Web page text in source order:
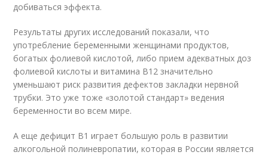
добиваться эффекта.
Результаты других исследований показали, что
употребление беременными женщинами продуктов,
богатых фолиевой кислотой, либо прием адекватных доз
фолиевой кислоты и витамина В12 значительно
уменьшают риск развития дефектов закладки нервной
трубки. Это уже тоже «золотой стандарт» ведения
беременности во всем мире.
А еще дефицит В1 играет большую роль в развитии
алкогольной полиневропатии, которая в России является